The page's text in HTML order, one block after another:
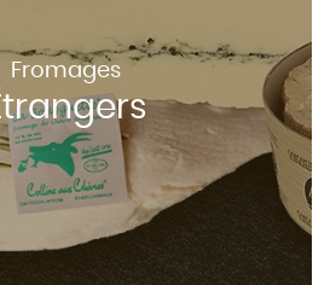
Fromages